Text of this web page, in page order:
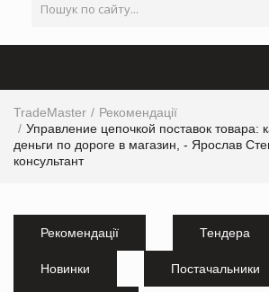
TradeMaster
Рекомендації
Управление цепочкой поставок товара:
деньги по дороге в магазин, - Ярослав
консультант
Рекомендації Тендера
Новинки Постачальники